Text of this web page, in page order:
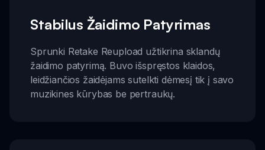
Stabilus Žaidimo Patyrimas
Sprunki Retake Reupload užtikrina sklandų
žaidimo patyrimą. Buvo išspręstos klaidos,
leidžiančios žaidėjams sutelkti dėmesį tik į savo
muzikines kūrybas be pertraukų.